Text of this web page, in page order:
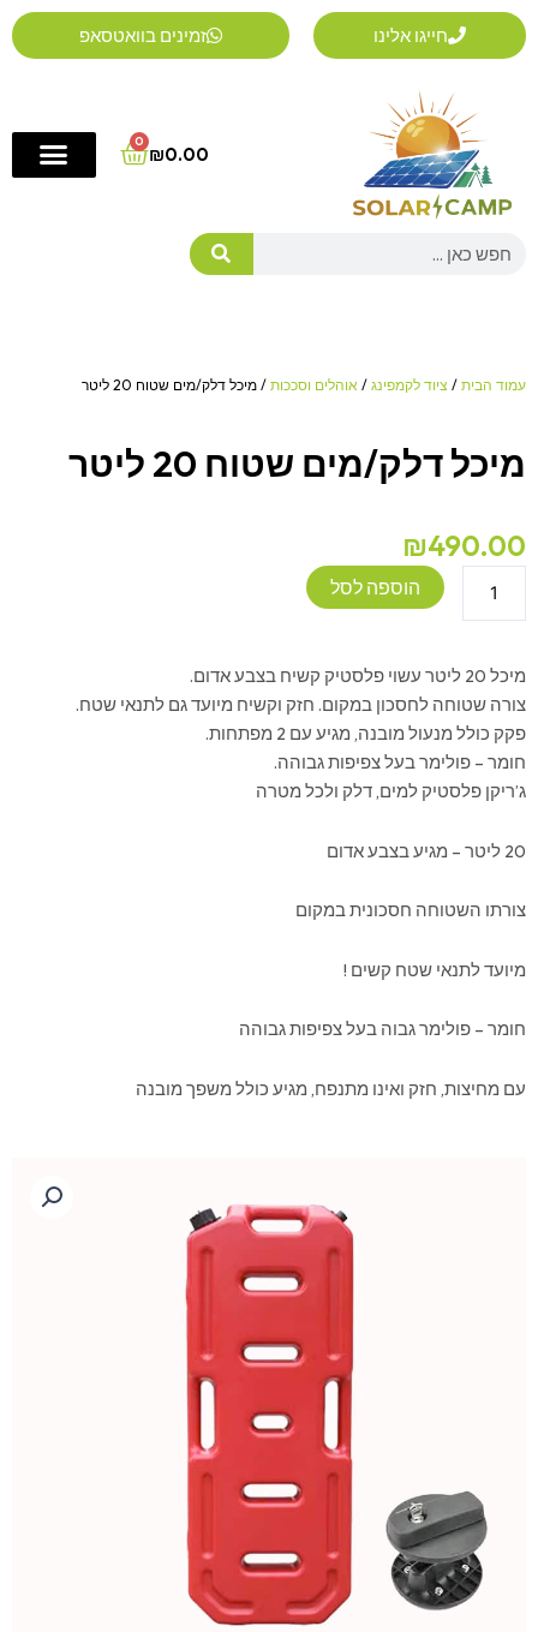
דילוג
לתוכן
חייגו אלינו זמינים בוואטסאפ
₪0.00
0
Cart
Search
עמוד הבית / ציוד לקמפינג / אוהלים וסככות / מיכל דלק/מים שטוח 20 ליטר
מיכל דלק/מים שטוח 20 ליטר
₪490.00
דלק/מים
הוספה לסל
מיכל 20 ליטר עשוי פלסטיק קשיח בצבע אדום.
צורה שטוחה לחסכון במקום. חזק וקשיח מיועד גם לתנאי שטח.
פקק כולל מנעול מובנה, מגיע עם 2 מפתחות.
חומר – פולימר בעל צפיפות גבוהה.
ג’ריקן פלסטיק למים, דלק ולכל מטרה
20 ליטר – מגיע בצבע אדום
צורתו השטוחה חסכונית במקום
מיועד לתנאי שטח קשים !
חומר – פולימר גבוה בעל צפיפות גבוהה
עם מחיצות, חזק ואינו מתנפח, מגיע כולל משפך מובנה